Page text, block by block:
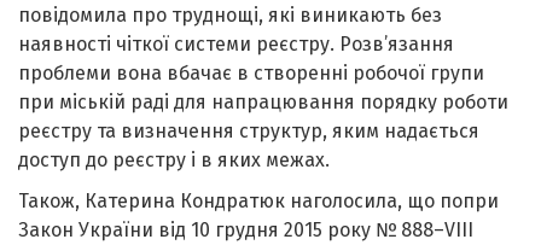
повідомила про труднощі, які виникають без
наявності чіткої системи реєстру. Розв’язання
проблеми вона вбачає в створенні робочої групи
при міській раді для напрацювання порядку роботи
реєстру та визначення структур, яким надається
доступ до реєстру і в яких межах.
Також, Катерина Кондратюк наголосила, що попри
Закон України від 10 грудня 2015 року № 888–VIII